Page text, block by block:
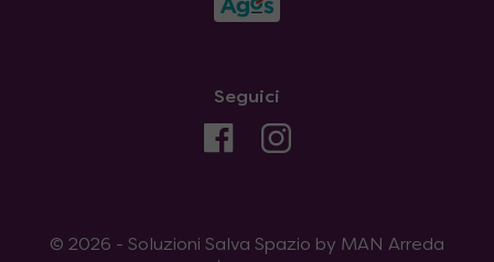
Seguici
© 2026 - Soluzioni Salva Spazio by MAN Arreda